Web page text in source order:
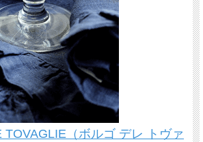
TOVAGLIE（ボルゴ デレ トヴァ